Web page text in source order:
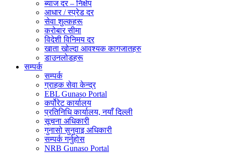
ब्याज दर – निक्षेप
आधार / स्प्रेड दर
सेवा शुल्कहरू
करोबार सीमा
विदेशी विनिमय दर
खाता खोल्दा आवश्यक कागजातहरु
डाउनलोडहरू
सम्पर्क
सम्पर्क
ग्राहक सेवा केन्द्र
EBL Gunaso Portal
कर्पोरेट कार्यालय
प्रतिनिधि कार्यालय, नयाँ दिल्ली
सूचना अधिकारी
गुनासो सुनुवाइ अधिकारी
सम्पर्क गर्नुहोस
NRB Gunaso Portal